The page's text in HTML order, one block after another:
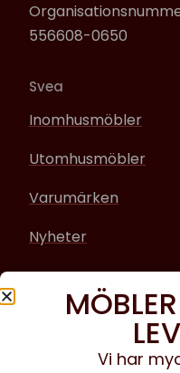
556608-0650
Svea
Inomhusmöbler
Utomhusmöbler
Varumärken
Nyheter
Sociala media
FacebookVi har